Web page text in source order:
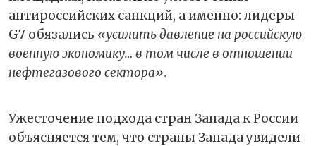
антироссийских санкций, а именно: лидеры
G7 обязались «усилить давление на российскую
военную экономику… в том числе в отношении
нефтегазового сектора».
Ужесточение подхода стран Запада к России
объясняется тем, что страны Запада увидели